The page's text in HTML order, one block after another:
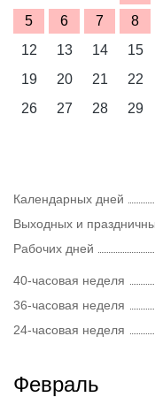
5
6 7 8
12
13 14 15
19
20 21 22
26
27 28 29
Календарных дней
Выходных и
Рабочих дней
40-часовая неделя
36-часовая неделя
24-часовая неделя
Февраль